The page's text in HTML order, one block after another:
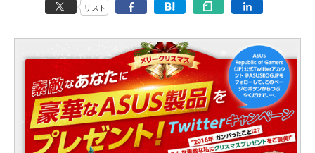
リスト